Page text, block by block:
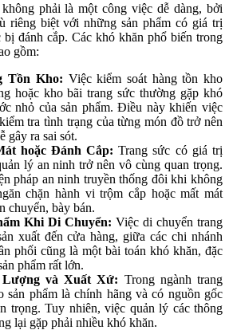
phải là một công việc dễ dàng, bởi
riêng biệt với những sản phẩm có giá trị
bị đánh cắp. Các khó khăn phổ biến trong
gồm:
Tồn Kho: Việc kiểm soát hàng tồn kho
hoặc kho bãi trang sức thường gặp khó
nhỏ của sản phẩm. Điều này khiến việc
tra tình trạng của từng món đồ trở nên
gây ra sai sót.
hoặc Đánh Cắp: Trang sức có giá trị
lý an ninh trở nên vô cùng quan trọng.
pháp an ninh truyền thống đôi khi không
chặn hành vi trộm cắp hoặc mất mát
chuyển, bày bán.
Khi Di Chuyển: Việc di chuyển trang
xuất đến cửa hàng, giữa các chi nhánh
phối cũng là một bài toán khó khăn, đặc
phẩm rất lớn.
và Xuất Xứ: Trong ngành trang
sản phẩm là chính hãng và có nguồn gốc
trọng. Tuy nhiên, việc quản lý các thông
lại gặp phải nhiều khó khăn.